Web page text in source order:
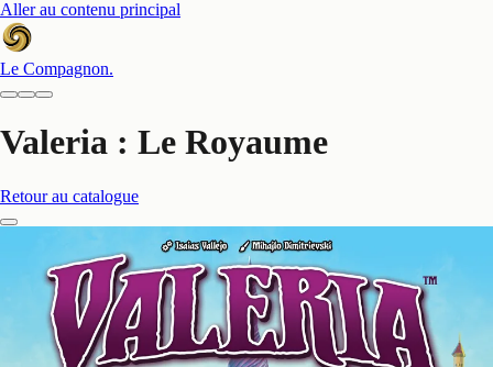
Aller au contenu principal
Le Compagnon.
Valeria : Le Royaume
Retour au catalogue